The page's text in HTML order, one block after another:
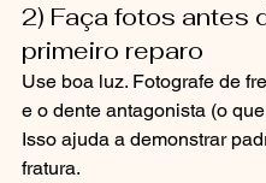
2) Faça fotos antes
primeiro reparo
Use boa luz. Fotografe de
e o dente antagonista (o
Isso ajuda a demonstrar
fratura.